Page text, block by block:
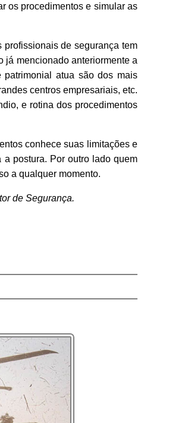
os procedimentos e simular as
de segurança tem
já mencionado anteriormente a
atua são dos mais
centros empresariais, etc.
e rotina dos procedimentos
conhece suas limitações e
postura. Por outro lado quem
a qualquer momento.
de Segurança.